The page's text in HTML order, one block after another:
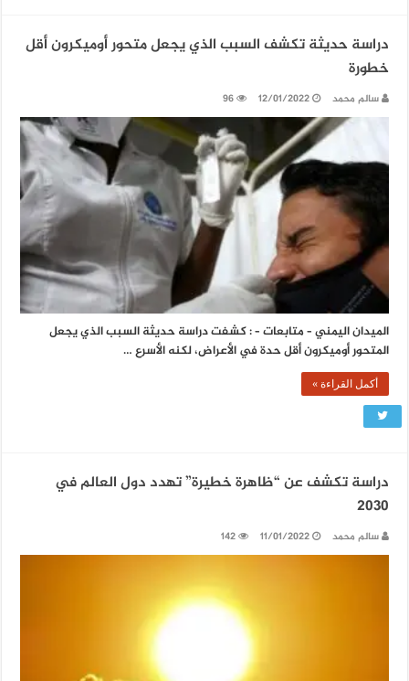
دراسة حديثة تكشف السبب الذي يجعل متحور أوميكرون أقل
خطورة
سالم محمد 12/01/2022
96
الميدان اليمني – متابعات – : كشفت دراسة حديثة السبب الذي يجعل
المتحور أوميكرون أقل حدة في الأعراض، لكنه الأسرع …
أكمل القراءة »
دراسة تكشف عن “ظاهرة خطيرة” تهدد دول العالم في
2030
سالم محمد 11/01/2022
142